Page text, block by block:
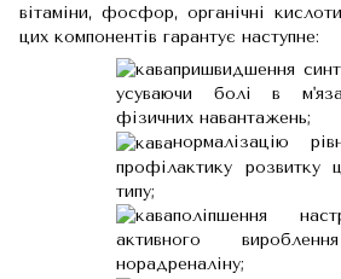
вітаміни, фосфор, органічні
цих компонентів гарантує наступне:
пришвидшення
усуваючи болі в
фізичних навантажень;
нормалізацію
профілактику розвитку
типу;
поліпшення
активного
норадреналіну;